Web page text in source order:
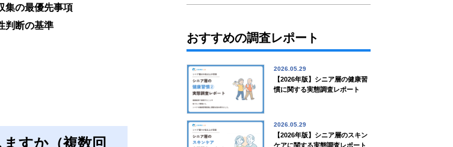
集の最優先事項
判断の基準
すか（複数回
おすすめの調査レポート
【2026年版】シニア層の健康習
慣に関する実態調査レポート
2026.05.29
【2026年版】シニア層のスキン
ケアに関する実態調査レポート
2026.05.29